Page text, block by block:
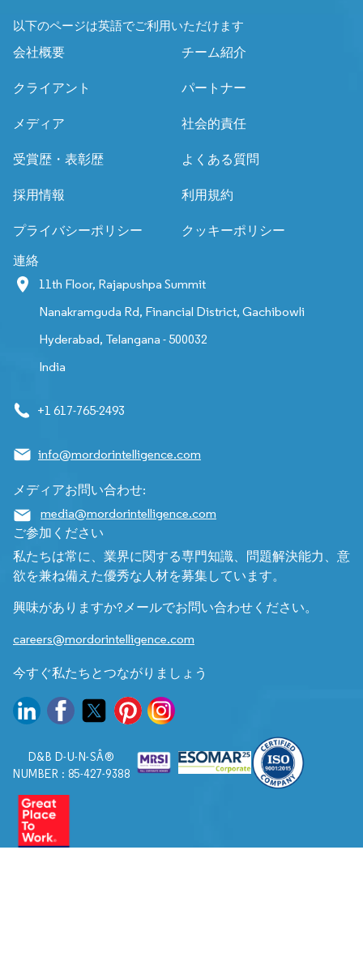
以下のページは英語でご利用いただけます
会社概要
チーム紹介
クライアント パートナー
メディア 社会的責任
受賞歴・表彰歴 よくある質問
採用情報 利用規約
プライバシーポリシー クッキーポリシー
連絡
11th Floor, Rajapushpa Summit
Nanakramguda Rd, Financial District, Gachibowli
Hyderabad, Telangana - 500032
India
+1 617-765-2493
info@mordorintelligence.com
メディアお問い合わせ:
media@mordorintelligence.com
ご参加ください
私たちは常に、業界に関する専門知識、問題解決能力、意
欲を兼ね備えた優秀な人材を募集しています。
興味がありますか?メールでお問い合わせください。
careers@mordorintelligence.com
今すぐ私たちとつながりましょう
D&B D-U-N-SÂ®
NUMBER : 85-427-9388